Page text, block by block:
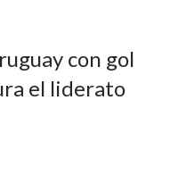
con gol
el liderato